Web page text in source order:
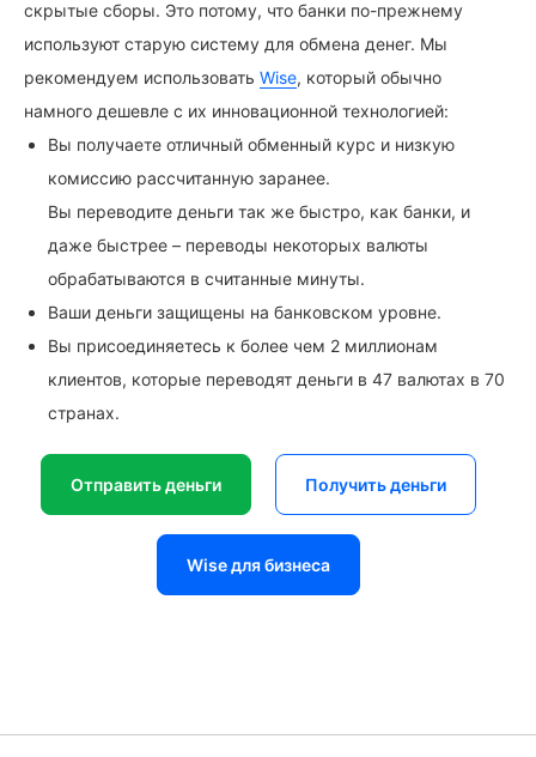
скрытые сборы. Это потому, что банки по-прежнему
используют старую систему для обмена денег. Мы
рекомендуем использовать Wise, который обычно
намного дешевле с их инновационной технологией:
Вы получаете отличный обменный курс и низкую
комиссию рассчитанную заранее.
Вы переводите деньги так же быстро, как банки, и
даже быстрее – переводы некоторых валюты
обрабатываются в считанные минуты.
Ваши деньги защищены на банковском уровне.
Вы присоединяетесь к более чем 2 миллионам
клиентов, которые переводят деньги в 47 валютах в 70
странах.
Отправить деньги Получить деньги
Wise для бизнеса